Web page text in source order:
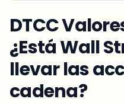
DTCC
¿Está Wall
llevar las
cadena?